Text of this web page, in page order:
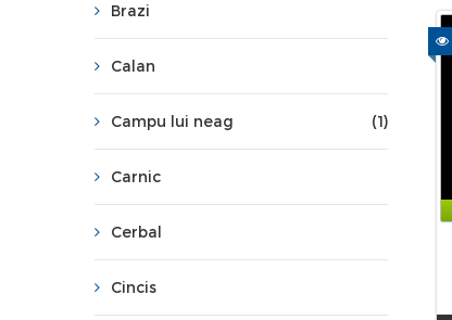
Brazi
Calan
Campu lui neag (1)
Carnic
Cerbal
Cincis